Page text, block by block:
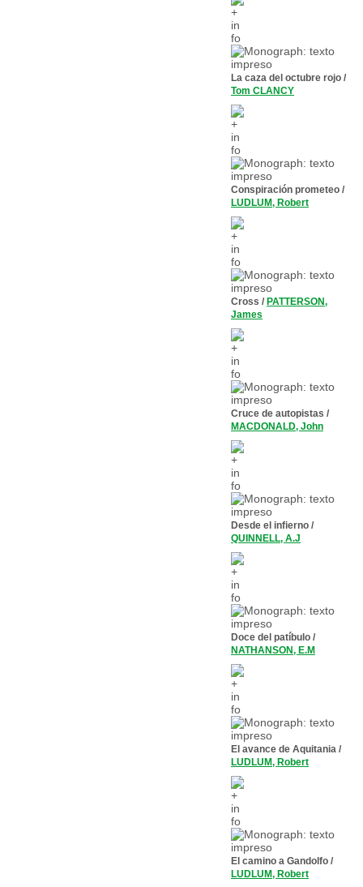
La caza del octubre rojo /
Tom CLANCY
Conspiración prometeo /
LUDLUM, Robert
Cross / PATTERSON,
James
Cruce de autopistas /
MACDONALD, John
Desde el infierno /
QUINNELL, A.J
Doce del patíbulo /
NATHANSON, E.M
El avance de Aquitania /
LUDLUM, Robert
El camino a Gandolfo /
LUDLUM, Robert